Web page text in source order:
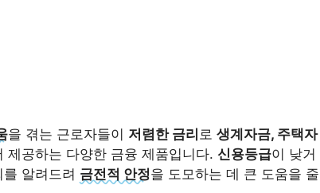
을 겪는 근로자들이 저렴한 금리 로 생계자금, 주택자
공하는 다양한 금융 제품입니다. 신용등급이 낮거
알려드려 금전적 안정을 도모하는 데 큰 도움을 줄